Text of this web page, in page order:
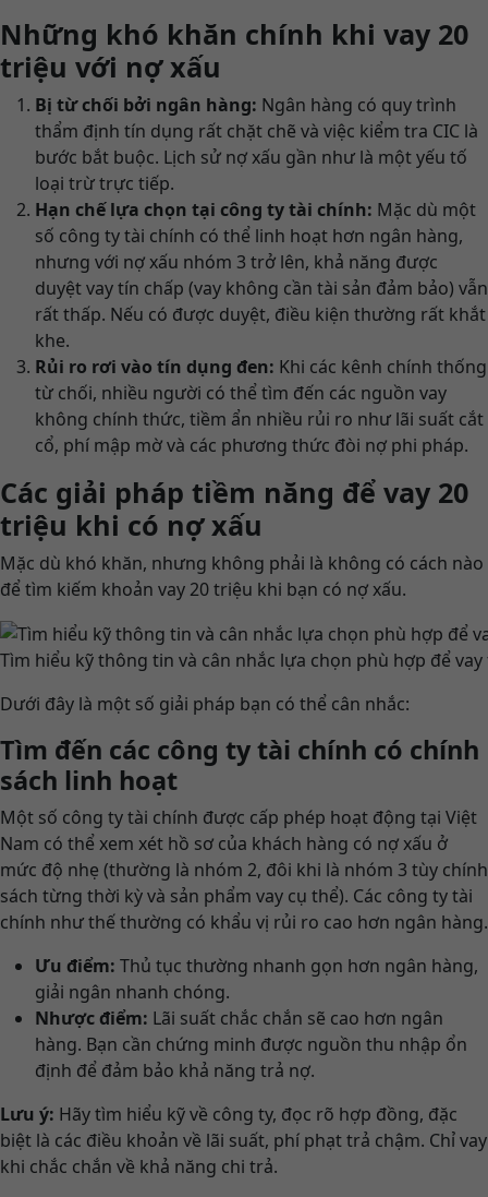
Những khó khăn chính khi vay 20
triệu với nợ xấu
Bị từ chối bởi ngân hàng: Ngân hàng có quy trình
thẩm định tín dụng rất chặt chẽ và việc kiểm tra CIC là
bước bắt buộc. Lịch sử nợ xấu gần như là một yếu tố
loại trừ trực tiếp.
Hạn chế lựa chọn tại công ty tài chính: Mặc dù một
số công ty tài chính có thể linh hoạt hơn ngân hàng,
nhưng với nợ xấu nhóm 3 trở lên, khả năng được
duyệt vay tín chấp (vay không cần tài sản đảm bảo) vẫn
rất thấp. Nếu có được duyệt, điều kiện thường rất khắt
khe.
Rủi ro rơi vào tín dụng đen: Khi các kênh chính thống
từ chối, nhiều người có thể tìm đến các nguồn vay
không chính thức, tiềm ẩn nhiều rủi ro như lãi suất cắt
cổ, phí mập mờ và các phương thức đòi nợ phi pháp.
Các giải pháp tiềm năng để vay 20
triệu khi có nợ xấu
Mặc dù khó khăn, nhưng không phải là không có cách nào
để tìm kiếm khoản vay 20 triệu khi bạn có nợ xấu.
Tìm hiểu kỹ thông tin và cân nhắc lựa chọn phù hợp để
Dưới đây là một số giải pháp bạn có thể cân nhắc:
Tìm đến các công ty tài chính có chính
sách linh hoạt
Một số công ty tài chính được cấp phép hoạt động tại Việt
Nam có thể xem xét hồ sơ của khách hàng có nợ xấu ở
mức độ nhẹ (thường là nhóm 2, đôi khi là nhóm 3 tùy chính
sách từng thời kỳ và sản phẩm vay cụ thể). Các công ty tài
chính như thế thường có khẩu vị rủi ro cao hơn ngân hàng.
Ưu điểm: Thủ tục thường nhanh gọn hơn ngân hàng,
giải ngân nhanh chóng.
Nhược điểm: Lãi suất chắc chắn sẽ cao hơn ngân
hàng. Bạn cần chứng minh được nguồn thu nhập ổn
định để đảm bảo khả năng trả nợ.
Lưu ý: Hãy tìm hiểu kỹ về công ty, đọc rõ hợp đồng, đặc
biệt là các điều khoản về lãi suất, phí phạt trả chậm. Chỉ vay
khi chắc chắn về khả năng chi trả.